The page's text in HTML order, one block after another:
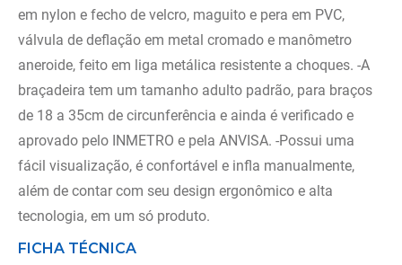
em nylon e fecho de velcro, maguito e pera em PVC,
válvula de deflação em metal cromado e manômetro
aneroide, feito em liga metálica resistente a choques. -A
braçadeira tem um tamanho adulto padrão, para braços
de 18 a 35cm de circunferência e ainda é verificado e
aprovado pelo INMETRO e pela ANVISA. -Possui uma
fácil visualização, é confortável e infla manualmente,
além de contar com seu design ergonômico e alta
tecnologia, em um só produto.
FICHA TÉCNICA